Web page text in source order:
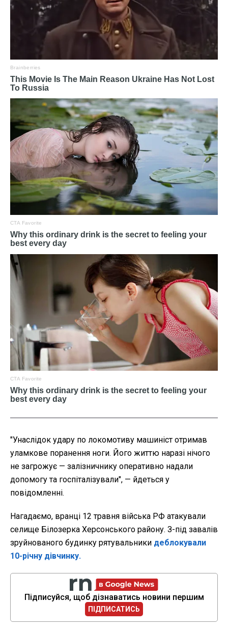
"Унаслідок удару по локомотиву машиніст отримав
уламкове поранення ноги. Його життю наразі нічого
не загрожує — залізничнику оперативно надали
допомогу та госпіталізували", — йдеться у
повідомленні.
Нагадаємо, вранці 12 травня війська РФ атакували
селище Білозерка Херсонського району. З-під завалів
зруйнованого будинку рятувальники деблокували
10-річну дівчинку.
Підписуйся, щоб дізнаватись новини першим
ПІДПИСАТИСЬ